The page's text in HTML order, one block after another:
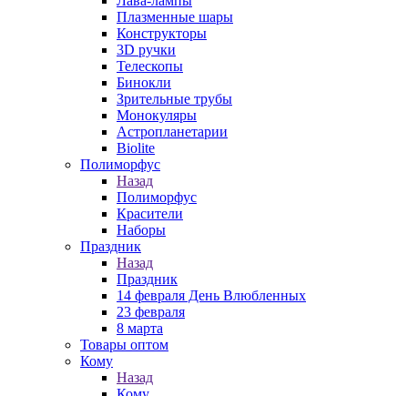
Плазменные шары
Конструкторы
3D ручки
Телескопы
Бинокли
Зрительные трубы
Монокуляры
Астропланетарии
Biolite
Полиморфус
Назад
Полиморфус
Красители
Наборы
Праздник
Назад
Праздник
14 февраля День Влюбленных
23 февраля
8 марта
Товары оптом
Кому
Назад